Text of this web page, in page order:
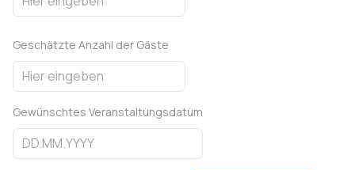
Geschätzte Anzahl der Gäste
Gewünschtes Veranstaltungsdatum